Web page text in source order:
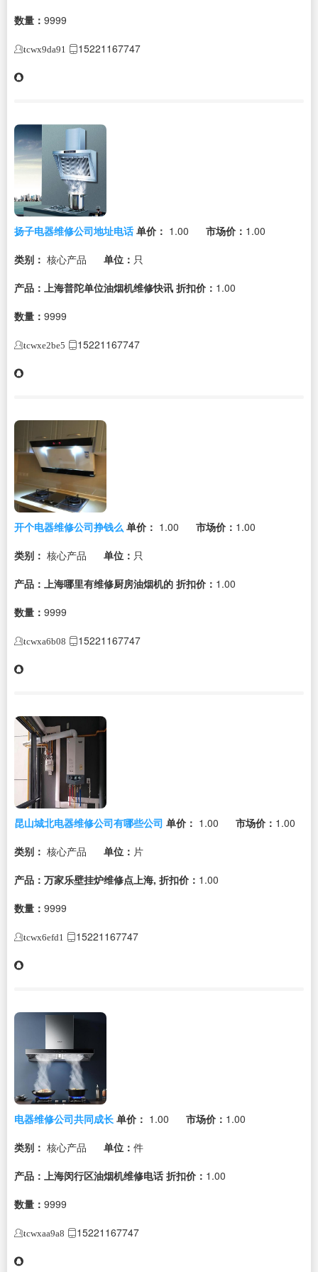
数量： 9999
tcwx9da91 15221167747
扬子电器维修公司地址电话 单价： 1.00 市场价： 1.00
类别： 核心产品 单位： 只
产品：上海普陀单位油烟机维修快讯 折扣价： 1.00
数量： 9999
tcwxe2be5 15221167747
开个电器维修公司挣钱么 单价： 1.00 市场价： 1.00
类别： 核心产品 单位： 只
产品：上海哪里有维修厨房油烟机的 折扣价： 1.00
数量： 9999
tcwxa6b08 15221167747
昆山城北电器维修公司有哪些公司 单价： 1.00 市场价： 1.00
类别： 核心产品 单位： 片
产品：万家乐壁挂炉维修点上海, 折扣价： 1.00
数量： 9999
tcwx6efd1 15221167747
电器维修公司共同成长 单价： 1.00 市场价： 1.00
类别： 核心产品 单位： 件
产品：上海闵行区油烟机维修电话 折扣价： 1.00
数量： 9999
tcwxaa9a8 15221167747